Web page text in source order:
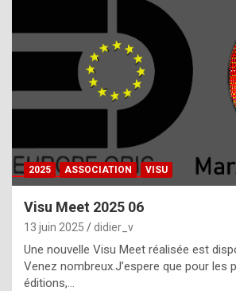
h
a
t
t
2025 ASSOCIATION VISU
Visu Meet 2025 06
13 juin 2025 didier_v
Une nouvelle Visu Meet réalisée est
Venez nombreux.J’espere que pour les
éditions,…